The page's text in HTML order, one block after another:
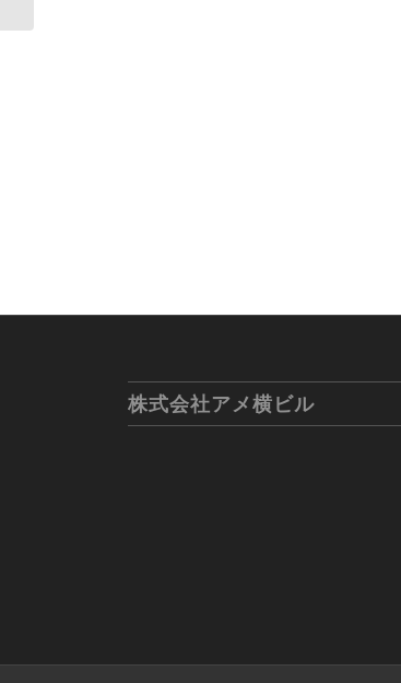
株式会社アメ横ビル